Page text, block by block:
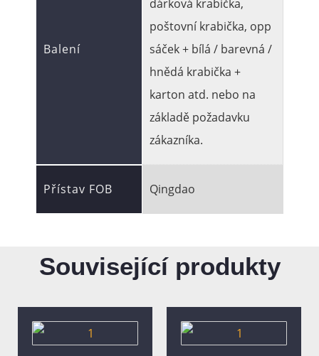
Balení
dárková krabička,
poštovní krabička, opp
sáček + bílá / barevná /
hnědá krabička +
karton atd. nebo na
základě požadavku
zákazníka.
Přístav FOB Qingdao
Související produkty